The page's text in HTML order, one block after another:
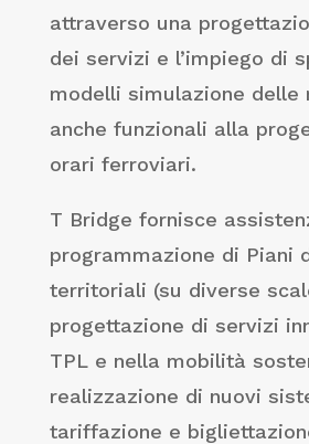
attraverso una
dei servizi e l’impiego di
modelli simulazione delle
anche funzionali alla
orari ferroviari.
T Bridge fornisce
programmazione di Piani
territoriali (su diverse
progettazione di servizi
TPL e nella mobilità
realizzazione di nuovi
tariffazione e